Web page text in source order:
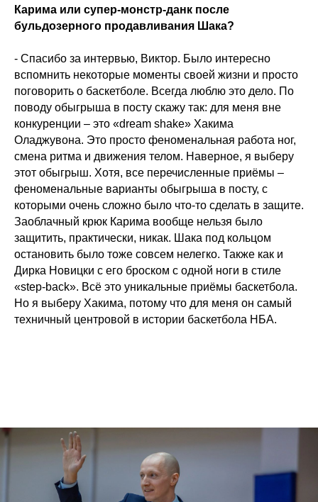
Карима или супер-монстр-данк после
бульдозерного продавливания Шака?
- Спасибо за интервью, Виктор. Было интересно
вспомнить некоторые моменты своей жизни и просто
поговорить о баскетболе. Всегда люблю это дело. По
поводу обыгрыша в посту скажу так: для меня вне
конкуренции – это «dream shake» Хакима
Оладжувона. Это просто феноменальная работа ног,
смена ритма и движения телом. Наверное, я выберу
этот обыгрыш. Хотя, все перечисленные приёмы –
феноменальные варианты обыгрыша в посту, с
которыми очень сложно было что-то сделать в защите.
Заоблачный крюк Карима вообще нельзя было
защитить, практически, никак. Шака под кольцом
остановить было тоже совсем нелегко. Также как и
Дирка Новицки с его броском с одной ноги в стиле
«step-back». Всё это уникальные приёмы баскетбола.
Но я выберу Хакима, потому что для меня он самый
техничный центровой в истории баскетбола НБА.